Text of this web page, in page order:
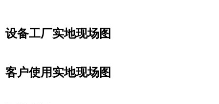
设备工厂实地现场图
客户使用实地现场图